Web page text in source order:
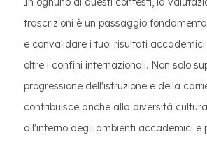
trascrizioni è un passaggio
e convalidare i tuoi risultati accademici
oltre i confini internazionali. Non solo
progressione dell'istruzione e della
contribuisce anche alla diversità
all'interno degli ambienti accademici e